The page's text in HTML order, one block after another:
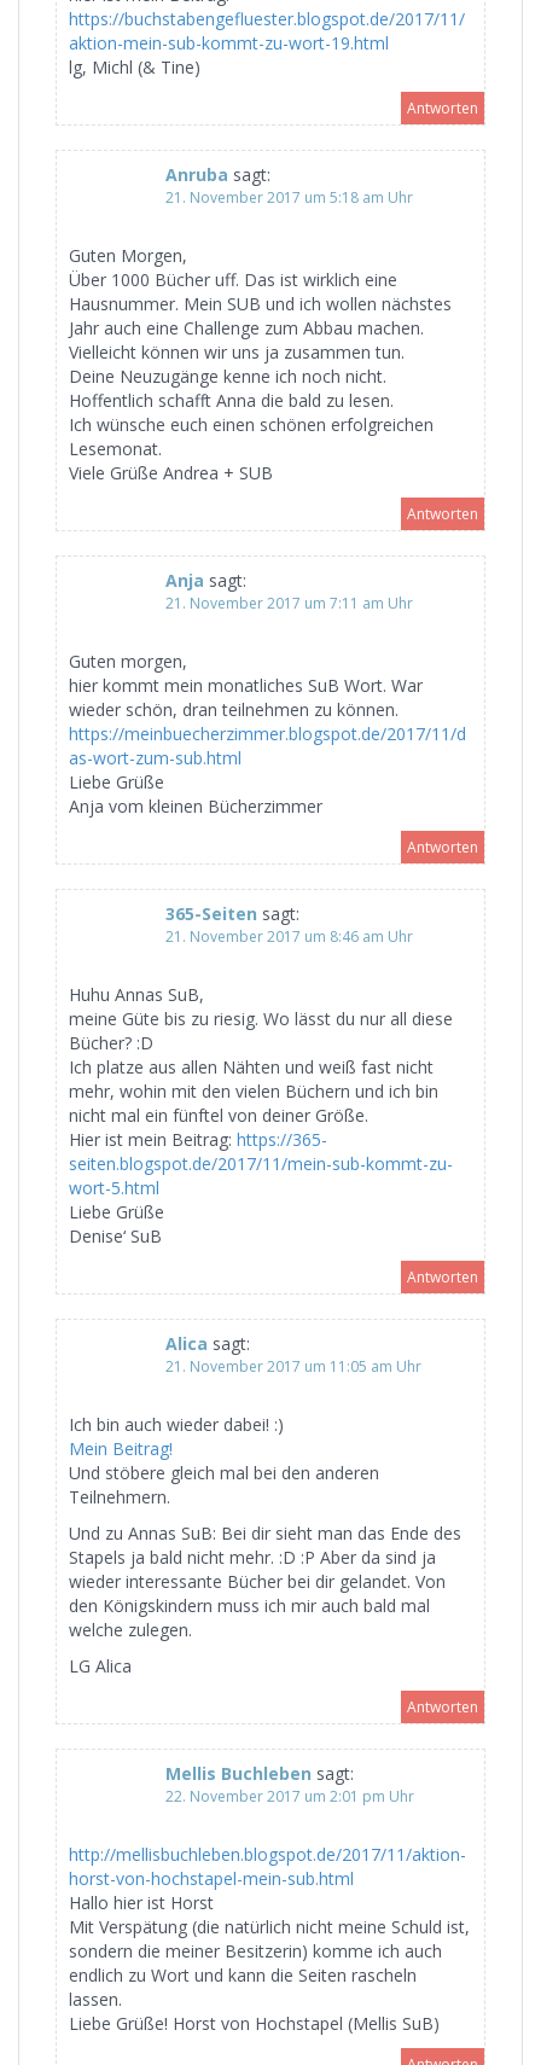
https://buchstabengefluester.blogspot.de/2017/11/
aktion-mein-sub-kommt-zu-wort-19.html
lg, Michl (& Tine)
Antworten
Anruba sagt:
21. November 2017 um 5:18 am Uhr
Guten Morgen,
Über 1000 Bücher uff. Das ist wirklich eine
Hausnummer. Mein SUB und ich wollen nächstes
Jahr auch eine Challenge zum Abbau machen.
Vielleicht können wir uns ja zusammen tun.
Deine Neuzugänge kenne ich noch nicht.
Hoffentlich schafft Anna die bald zu lesen.
Ich wünsche euch einen schönen erfolgreichen
Lesemonat.
Viele Grüße Andrea + SUB
Antworten
Anja sagt:
21. November 2017 um 7:11 am Uhr
Guten morgen,
hier kommt mein monatliches SuB Wort. War
wieder schön, dran teilnehmen zu können.
https://meinbuecherzimmer.blogspot.de/2017/11/d
as-wort-zum-sub.html
Liebe Grüße
Anja vom kleinen Bücherzimmer
Antworten
365-Seiten sagt:
21. November 2017 um 8:46 am Uhr
Huhu Annas SuB,
meine Güte bis zu riesig. Wo lässt du nur all diese
Bücher? :D
Ich platze aus allen Nähten und weiß fast nicht
mehr, wohin mit den vielen Büchern und ich bin
nicht mal ein fünftel von deiner Größe.
Hier ist mein Beitrag: https://365-
seiten.blogspot.de/2017/11/mein-sub-kommt-zu-
wort-5.html
Liebe Grüße
Denise‘ SuB
Antworten
Alica sagt:
21. November 2017 um 11:05 am Uhr
Ich bin auch wieder dabei! :)
Mein Beitrag!
Und stöbere gleich mal bei den anderen
Teilnehmern.
Und zu Annas SuB: Bei dir sieht man das Ende des
Stapels ja bald nicht mehr. :D :P Aber da sind ja
wieder interessante Bücher bei dir gelandet. Von
den Königskindern muss ich mir auch bald mal
welche zulegen.
LG Alica
Antworten
Mellis Buchleben sagt:
22. November 2017 um 2:01 pm Uhr
http://mellisbuchleben.blogspot.de/2017/11/aktion-
horst-von-hochstapel-mein-sub.html
Hallo hier ist Horst
Mit Verspätung (die natürlich nicht meine Schuld ist,
sondern die meiner Besitzerin) komme ich auch
endlich zu Wort und kann die Seiten rascheln
lassen.
Liebe Grüße! Horst von Hochstapel (Mellis SuB)